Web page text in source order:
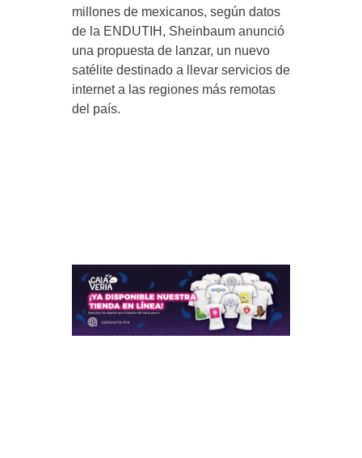
millones de mexicanos, según datos
de la ENDUTIH, Sheinbaum anunció
una propuesta de lanzar, un nuevo
satélite destinado a llevar servicios de
internet a las regiones más remotas
del país.